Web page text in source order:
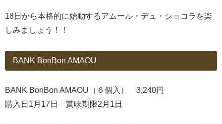
18日から本格的に始動するアムール・デュ・ショコラを楽
しみましょう！！
BANK BonBon AMAOU
BANK BonBon AMAOU（６個入） 3,240円
購入日1月17日 賞味期限2月1日